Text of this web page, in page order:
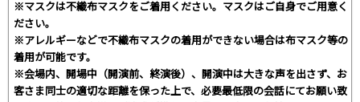
※マスクは不織布マスクをご着用ください。マスクはご自身でご用意く
ださい。
※アレルギーなどで不織布マスクの着用ができない場合は布マスク等の
着用が可能です。
※会場内、開場中（開演前、終演後）、開演中は大きな声を出さず、お
客さま同士の適切な距離を保った上で、必要最低限の会話にてお願い致